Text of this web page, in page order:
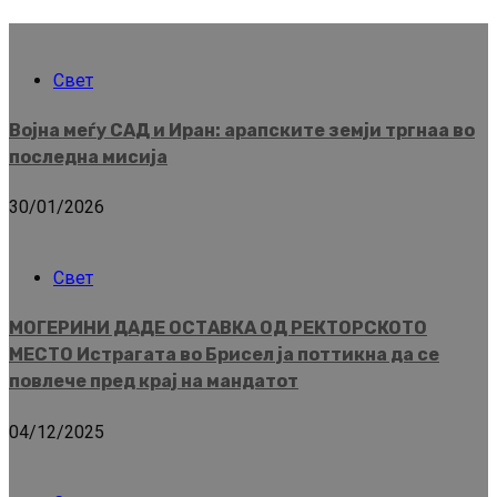
Свет
Војна меѓу САД и Иран: арапските земји тргнаа во
последна мисија
30/01/2026
Свет
МОГЕРИНИ ДАДЕ ОСТАВКА ОД РЕКТОРСКОТО
МЕСТО Истрагата во Брисел ја поттикна да се
повлече пред крај на мандатот
04/12/2025